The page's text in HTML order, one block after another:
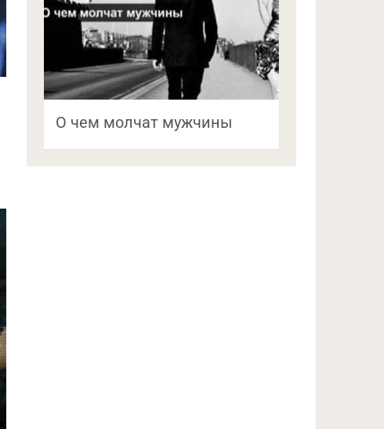
О чем молчат мужчины